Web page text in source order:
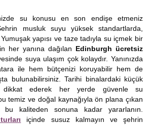
su konusu en son endişe etmeniz
musluk suyu yüksek standartlarda,
yapısı ve taze tadıyla su içmek bir
her yanına dağılan Edinburgh ücretsiz
suya ulaşım çok kolaydır. Yanınızda
ile hem bütçenizi koruyabilir hem de
bulunabilirsiniz. Tarihi binalardaki küçük
dikkat ederek her yerde güvenle su
temiz ve doğal kaynağıyla ön plana çıkan
kaliteden sonuna kadar yararlanın.
içinde susuz kalmayın ve şehrin